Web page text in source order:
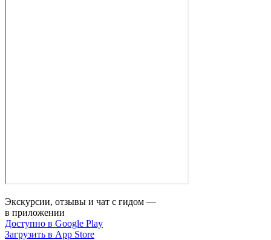
Экскурсии, отзывы и чат с гидом —
в приложении
Доступно в Google Play
Загрузить в App Store